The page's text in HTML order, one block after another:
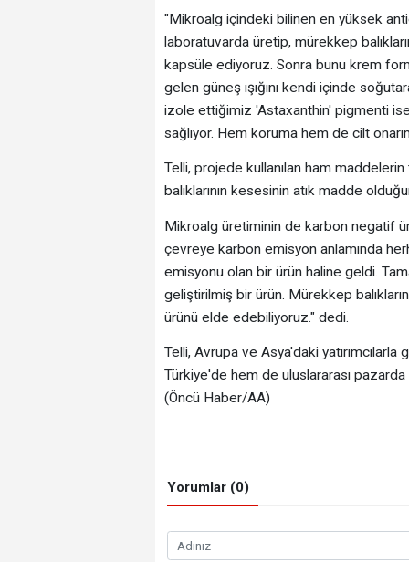
"Mikroalg içindeki bilinen en yüksek
laboratuvarda üretip, mürekkep
kapsüle ediyoruz. Sonra bunu krem
gelen güneş ışığını kendi içinde
izole ettiğimiz 'Astaxanthin' pigmenti ise
sağlıyor. Hem koruma hem de cilt
Telli, projede kullanılan ham maddelerin
balıklarının kesesinin atık madde
Mikroalg üretiminin de karbon negatif
çevreye karbon emisyon anlamında
emisyonu olan bir ürün haline geldi.
geliştirilmiş bir ürün. Mürekkep
ürünü elde edebiliyoruz." dedi.
Telli, Avrupa ve Asya'daki
Türkiye'de hem de uluslararası
(Öncü Haber/AA)
Yorumlar (0)